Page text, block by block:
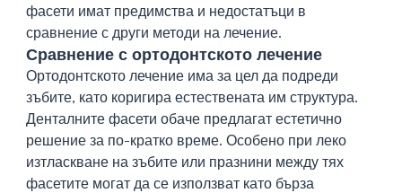
фасети имат предимства и недостатъци в
сравнение с други методи на лечение.
Сравнение с ортодонтското лечение
Ортодонтското лечение има за цел да подреди
зъбите, като коригира естествената им структура.
Денталните фасети обаче предлагат естетично
решение за по-кратко време. Особено при леко
изтласкване на зъбите или празнини между тях
фасетите могат да се използват като бърза